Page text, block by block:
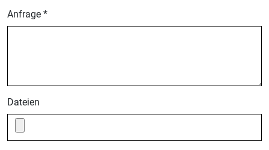
Anfrage *
Dateien